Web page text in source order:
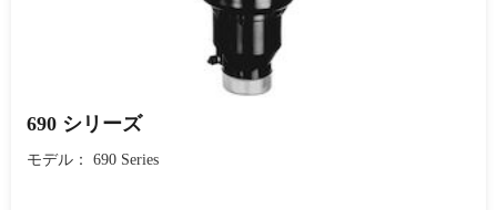
690 シリーズ
モデル： 690 Series